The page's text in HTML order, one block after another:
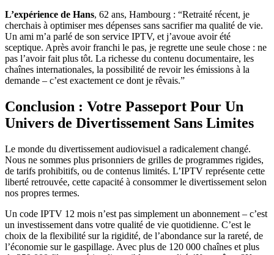
L’expérience de Hans, 62 ans, Hambourg : “Retraité récent, je
cherchais à optimiser mes dépenses sans sacrifier ma qualité de vie.
Un ami m’a parlé de son service IPTV, et j’avoue avoir été
sceptique. Après avoir franchi le pas, je regrette une seule chose : ne
pas l’avoir fait plus tôt. La richesse du contenu documentaire, les
chaînes internationales, la possibilité de revoir les émissions à la
demande – c’est exactement ce dont je rêvais.”
Conclusion : Votre Passeport Pour Un
Univers de Divertissement Sans Limites
Le monde du divertissement audiovisuel a radicalement changé.
Nous ne sommes plus prisonniers de grilles de programmes rigides,
de tarifs prohibitifs, ou de contenus limités. L’IPTV représente cette
liberté retrouvée, cette capacité à consommer le divertissement selon
nos propres termes.
Un code IPTV 12 mois n’est pas simplement un abonnement – c’est
un investissement dans votre qualité de vie quotidienne. C’est le
choix de la flexibilité sur la rigidité, de l’abondance sur la rareté, de
l’économie sur le gaspillage. Avec plus de 120 000 chaînes et plus